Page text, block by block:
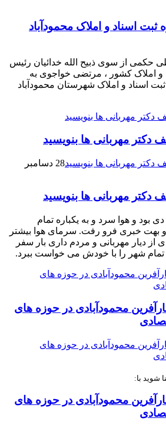
ثبت اسناد و املاک محمودآباد
طی حکمی از سوی ذبیح الله خدائیان رئیس
و املاک کشور ، مرتضی خواجوی به
اسناد و املاک شهرستان محمودآباد
مهربانی ها بنویسید
28 دسامبر
مهربانی ها بنویسید
محمودآباد آنلاین: 7 دی بود و هوا سرد و به یکباره تمام
بهت خبری فرو رفت. سرمای هوا بیشتر
دیار مهربانی و مردم داری بار سفر
تمام شهر را با خودش می خواست ببرد.
محمودآبادی در حوزه های
شوید با:
محمودآبادی در حوزه های